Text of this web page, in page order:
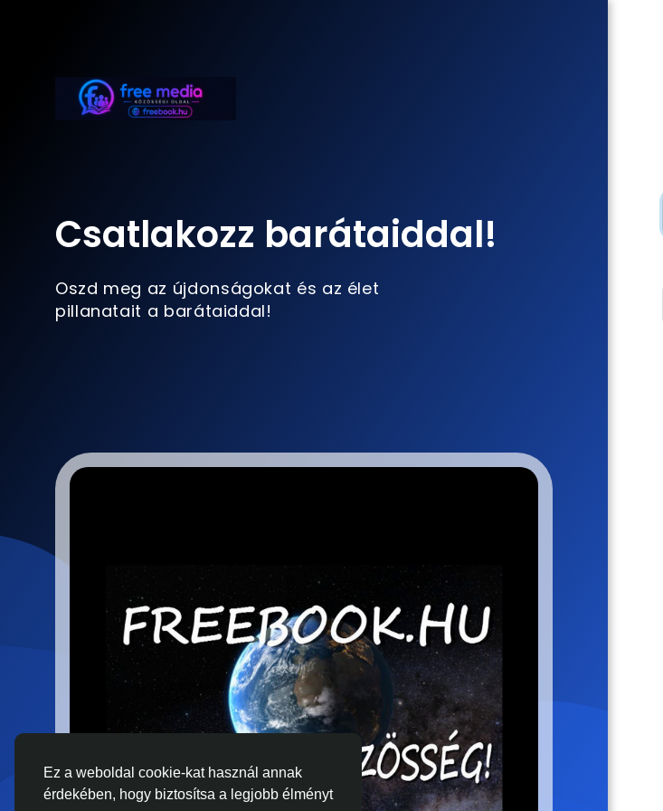
Ez a weboldal cookie-kat használ annak
érdekében, hogy biztosítsa a legjobb élményt
Csatlakozz barátaiddal!
Oszd meg az újdonságokat és az élet
pillanatait a barátaiddal!